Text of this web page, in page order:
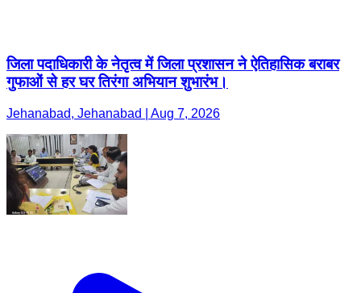
जिला पदाधिकारी के नेतृत्व में जिला प्रशासन ने ऐतिहासिक बराबर
गुफाओं से हर घर तिरंगा अभियान शुभारंभ।
Jehanabad, Jehanabad | Aug 7, 2026